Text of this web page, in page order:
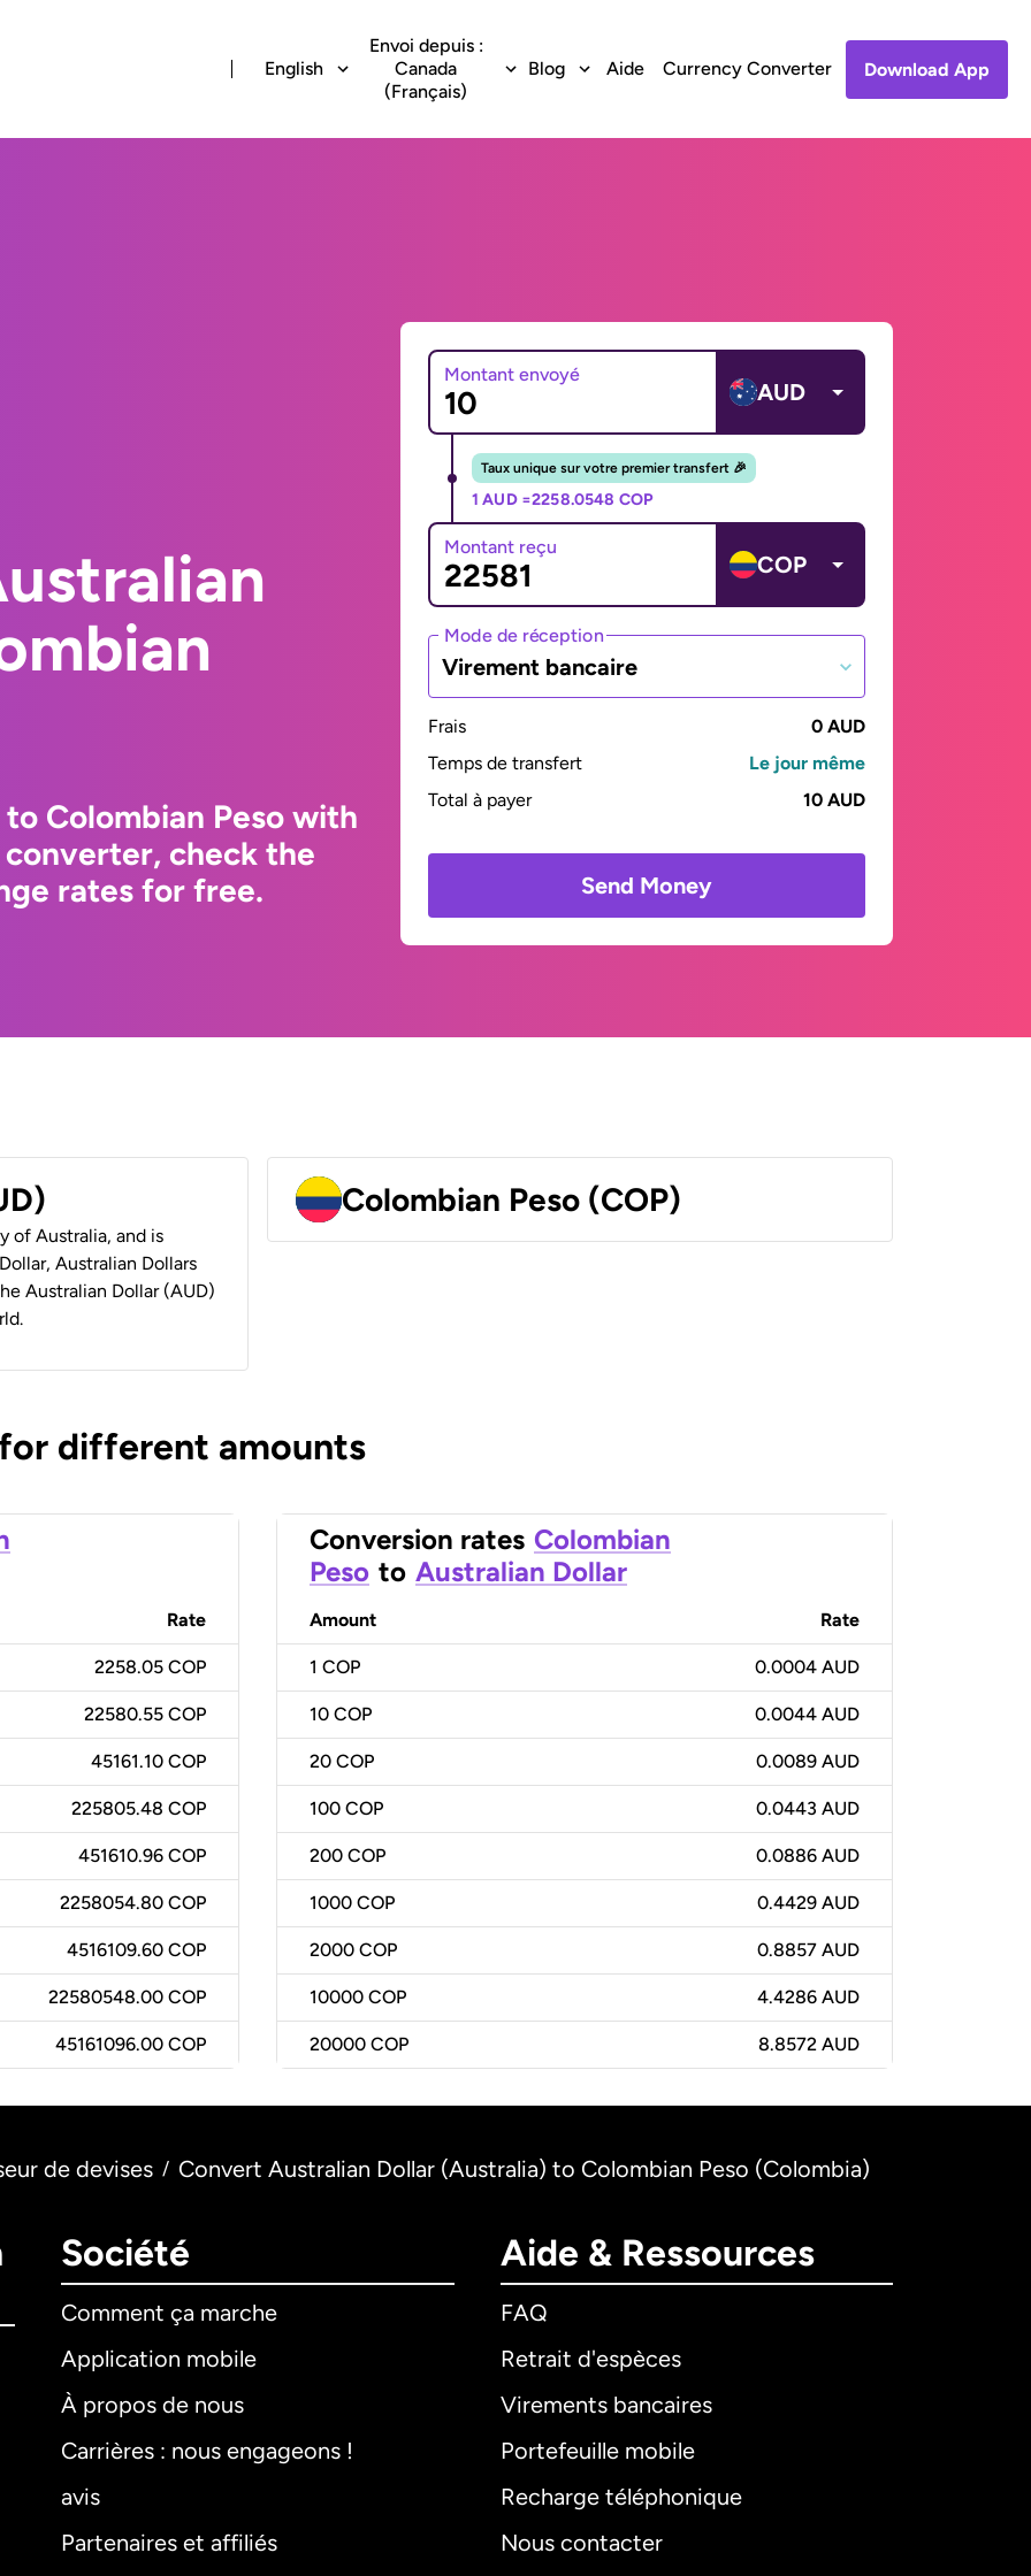
English
Envoi depuis :
Canada
(Français)
Blog Aide Currency Converter Download App
Colombian Peso with
check the
rates for free.
Montant envoyé
AUD
Taux unique sur votre premier transfert 🎉
1 AUD =2258.0548 COP
Montant reçu
COP
Mode de réception
Virement bancaire
Frais
0 AUD
Temps de transfert
Le jour même
Total à payer
10 AUD
Send Money
of Australia, and is
Australian Dollars
Australian Dollar (AUD)
Colombian Peso (COP)
different amounts
Rate
2258.05 COP
22580.55 COP
45161.10 COP
225805.48 COP
451610.96 COP
2258054.80 COP
4516109.60 COP
22580548.00 COP
45161096.00 COP
Conversion rates Colombian
Peso to Australian Dollar
Amount Rate
1 COP 0.0004 AUD
10 COP 0.0044 AUD
20 COP 0.0089 AUD
100 COP 0.0443 AUD
200 COP 0.0886 AUD
1000 COP 0.4429 AUD
2000 COP 0.8857 AUD
10000 COP 4.4286 AUD
20000 COP 8.8572 AUD
de devises / Convert Australian Dollar (Australia) to Colombian Peso (Colombia)
Société
Comment ça marche
Application mobile
À propos de nous
Carrières : nous engageons !
avis
Partenaires et affiliés
Aide & Ressources
FAQ
Retrait d'espèces
Virements bancaires
Portefeuille mobile
Recharge téléphonique
Nous contacter